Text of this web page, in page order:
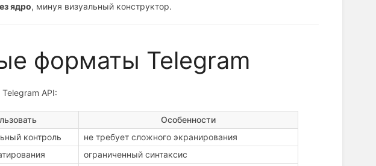
ядро, минуя визуальный конструктор.
форматы Telegram
API:
Особенности
контроль не требует сложного экранирования
ограниченный синтаксис